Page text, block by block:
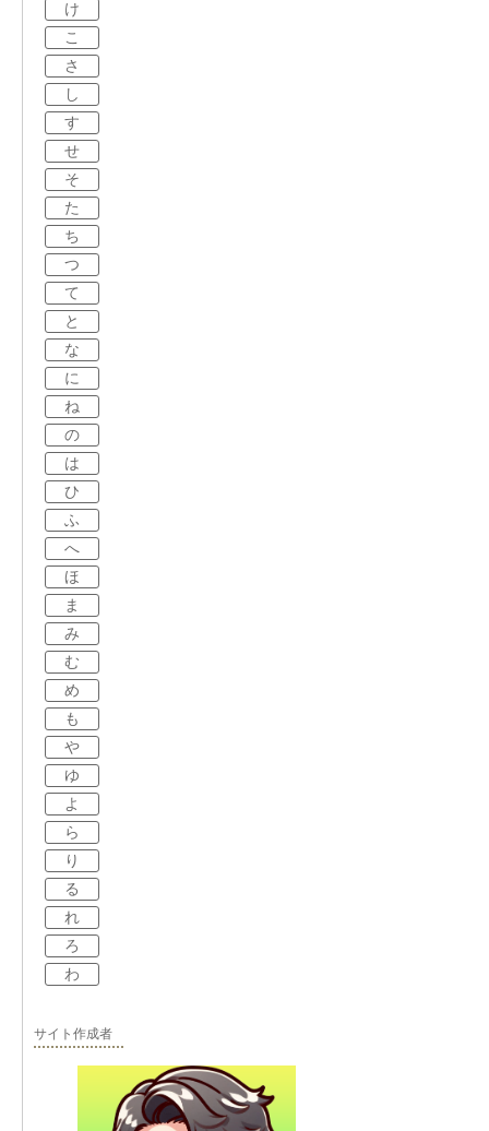
け
こ
さ
し
す
せ
そ
た
ち
つ
て
と
な
に
ね
の
は
ひ
ふ
へ
ほ
ま
み
む
め
も
や
ゆ
よ
ら
り
る
れ
ろ
わ
サイト作成者